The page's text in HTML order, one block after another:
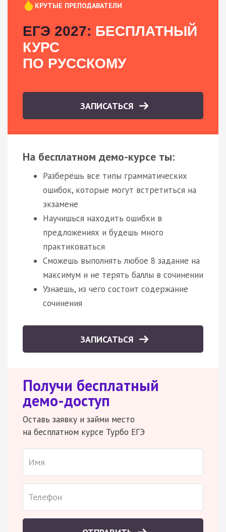
КРУТЫЕ ПРЕПОДАВАТЕЛИ
ЕГЭ 2027: БЕСПЛАТНЫЙ
КУРС
ПО РУССКОМУ
ЗАПИСАТЬСЯ
На бесплатном демо-курсе ты:
Разберёшь все типы грамматических
ошибок, которые могут встретиться на
экзамене
Научишься находить ошибки в
предложениях и будешь много
практиковаться
Сможешь выполнять любое 8 задание на
максимум и не терять баллы в сочинении
Узнаешь, из чего состоит содержание
сочинения
ЗАПИСАТЬСЯ
Получи бесплатный
демо-доступ
Оставь заявку и займи место
на бесплатном курсе Турбо ЕГЭ